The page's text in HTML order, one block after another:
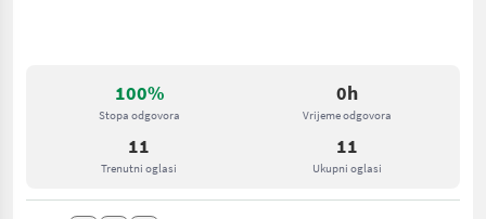
100%
Stopa odgovora
0h
Vrijeme odgovora
11
Trenutni oglasi
11
Ukupni oglasi